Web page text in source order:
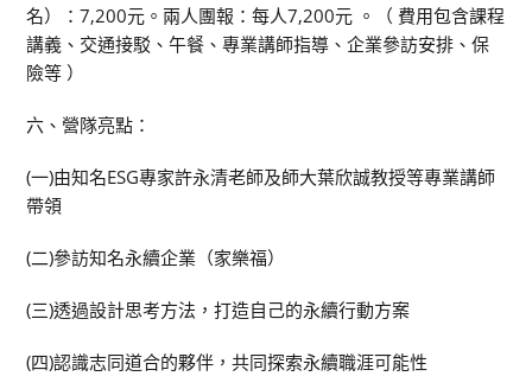
名）：7,200元。兩人團報：每人7,200元 。（ 費用包含課程
講義、交通接駁、午餐、專業講師指導、企業參訪安排、保
險等 ）
六、營隊亮點：
(一)由知名ESG專家許永清老師及師大葉欣誠教授等專業講師
帶領
(二)參訪知名永續企業（家樂福）
(三)透過設計思考方法，打造自己的永續行動方案
(四)認識志同道合的夥伴，共同探索永續職涯可能性